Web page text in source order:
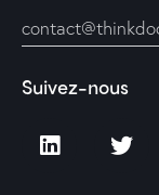
Suivez-nous